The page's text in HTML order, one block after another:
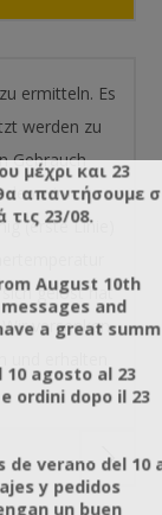
ermitteln. Es
werden zu
Gebrauch
den wir mit
(erste Linie)
gelöst hat
versenken
μέχρι και 23
απαντήσουμε
τις 23/08.
August 10th
and
a great
10 agosto al 23
ordini dopo il 23
de verano del 10
y pedidos
un buen